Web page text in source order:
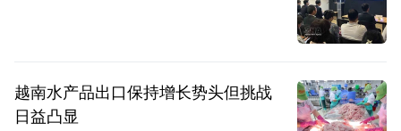
越南水产品出口保持增长势头但挑战
日益凸显